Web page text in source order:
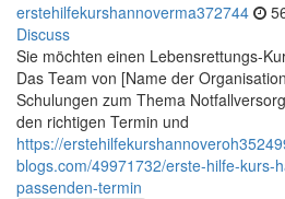
erstehilfekurshannoverma372744
Discuss
Sie möchten einen Lebensrettungs-
Das Team von [Name der
Schulungen zum Thema
den richtigen Termin und
https://
blogs.com/49971732/erste-hilfe-kurs-
passenden-termin